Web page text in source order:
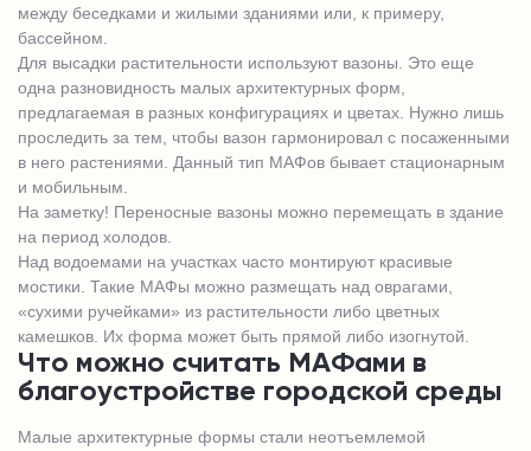
между беседками и жилыми зданиями или, к примеру,
бассейном.
Для высадки растительности используют вазоны. Это еще
одна разновидность малых архитектурных форм,
предлагаемая в разных конфигурациях и цветах. Нужно лишь
проследить за тем, чтобы вазон гармонировал с посаженными
в него растениями. Данный тип МАФов бывает стационарным
и мобильным.
На заметку! Переносные вазоны можно перемещать в здание
на период холодов.
Над водоемами на участках часто монтируют красивые
мостики. Такие МАФы можно размещать над оврагами,
«сухими ручейками» из растительности либо цветных
камешков. Их форма может быть прямой либо изогнутой.
Что можно считать МАФами в
благоустройстве городской среды
Малые архитектурные формы стали неотъемлемой